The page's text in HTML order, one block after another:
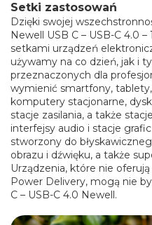
Setki zastosowań
Dzięki swojej
Newell USB C – USB-C 4.0
setkami urządzeń
używamy na co dzień, jak i
przeznaczonych dla
wymienić smartfony,
komputery stacjonarne,
stacje zasilania, a także
interfejsy audio i stacje
stworzony do
obrazu i dźwięku, a także
Urządzenia, które nie
Power Delivery, mogą nie
C – USB-C 4.0 Newell.